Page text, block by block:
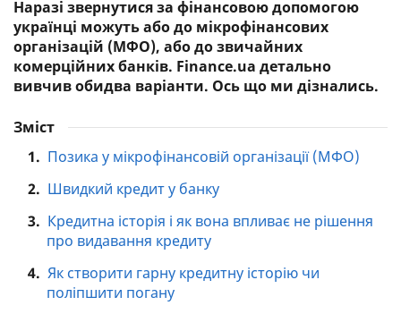
Наразі звернутися за фінансовою допомогою
українці можуть або до мікрофінансових
організацій (МФО), або до звичайних
комерційних банків. Finance.ua детально
вивчив обидва варіанти. Ось що ми дізнались.
Зміст
1. Позика у мікрофінансовій організації (МФО)
2. Швидкий кредит у банку
3. Кредитна історія і як вона впливає не рішення
про видавання кредиту
4. Як створити гарну кредитну історію чи
поліпшити погану